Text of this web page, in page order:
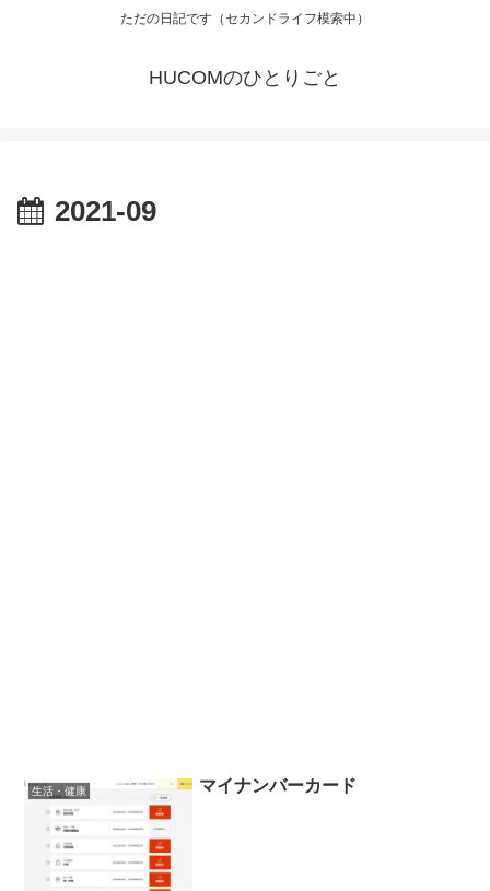
ただの日記です（セカンドライフ模索中）
HUCOMのひとりごと
2021-09
生活・健康 マイナンバーカード